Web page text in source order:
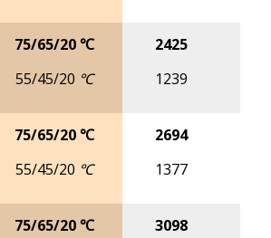
75/65/20 ℃
55/45/20 ℃
2425
1239
75/65/20 ℃
55/45/20 ℃
2694
1377
75/65/20 ℃
3098